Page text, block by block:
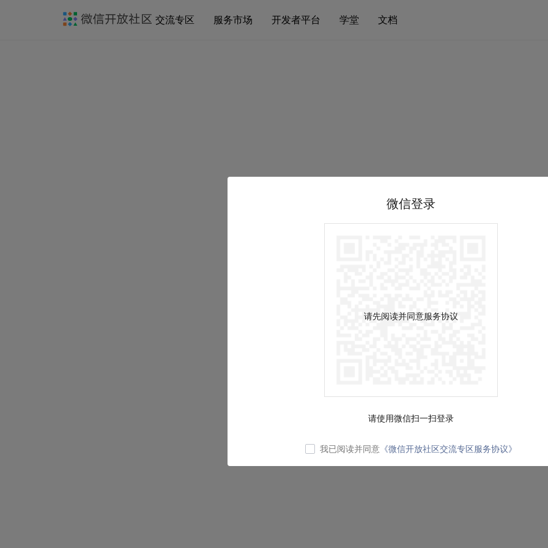
交流专区 服务市场 开发者平台 学堂 文档
微信登录
请先阅读并同意服务协议
请使用微信扫一扫登录
我已阅读并同意 《微信开放社区交流专区服务协议》